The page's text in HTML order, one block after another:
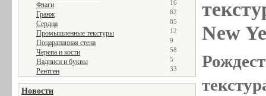
Флаги 16
Гранж 82
Сердца 85
Промышленные текстуры 12
Поцарапанная стена 9
Черепа и кости 58
Надписи и буквы 5
Рентген 33
Новости
New